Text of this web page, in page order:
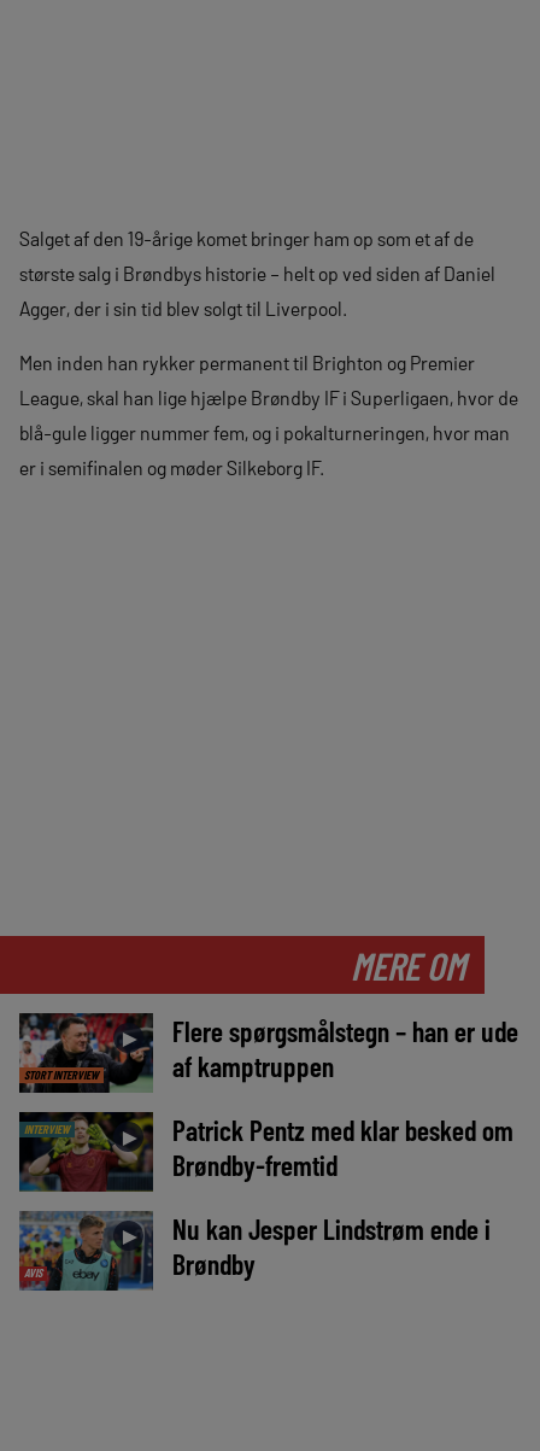
Salget af den 19-årige komet bringer ham op som et af de
største salg i Brøndbys historie – helt op ved siden af Daniel
Agger, der i sin tid blev solgt til Liverpool.
Men inden han rykker permanent til Brighton og Premier
League, skal han lige hjælpe Brøndby IF i Superligaen, hvor de
blå-gule ligger nummer fem, og i pokalturneringen, hvor man
er i semifinalen og møder Silkeborg IF.
MERE OM
STORT INTERVIEW
►
Flere spørgsmålstegn – han er ude
af kamptruppen
INTERVIEW ►
Patrick Pentz med klar besked om
Brøndby-fremtid
AVIS
►
Nu kan Jesper Lindstrøm ende i
Brøndby